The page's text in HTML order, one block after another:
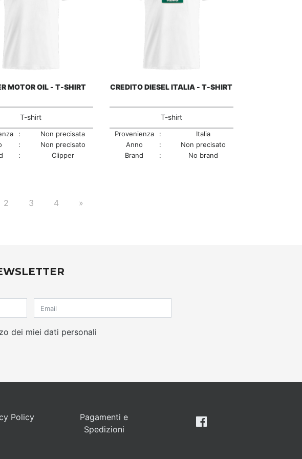
MOTOR OIL - T-SHIRT
T-shirt
:
Non precisata
:
Non precisato
: Clipper
CREDITO DIESEL ITALIA - T-SHIRT
T-shirt
Provenienza :
Italia
Anno
:
Non precisato
Brand
: No brand
2 3 4 »
dei miei dati personali
Policy
Pagamenti e
Spedizioni